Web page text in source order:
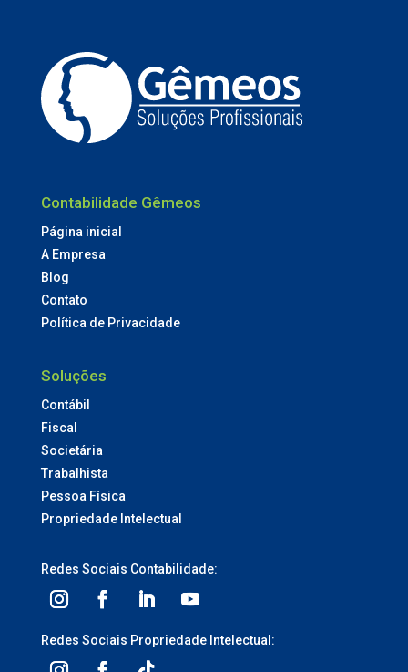
Contabilidade Gêmeos
Página inicial
A Empresa
Blog
Contato
Política de Privacidade
Soluções
Contábil
Fiscal
Societária
Trabalhista
Pessoa Física
Propriedade Intelectual
Redes Sociais Contabilidade:
Redes Sociais Propriedade Intelectual: